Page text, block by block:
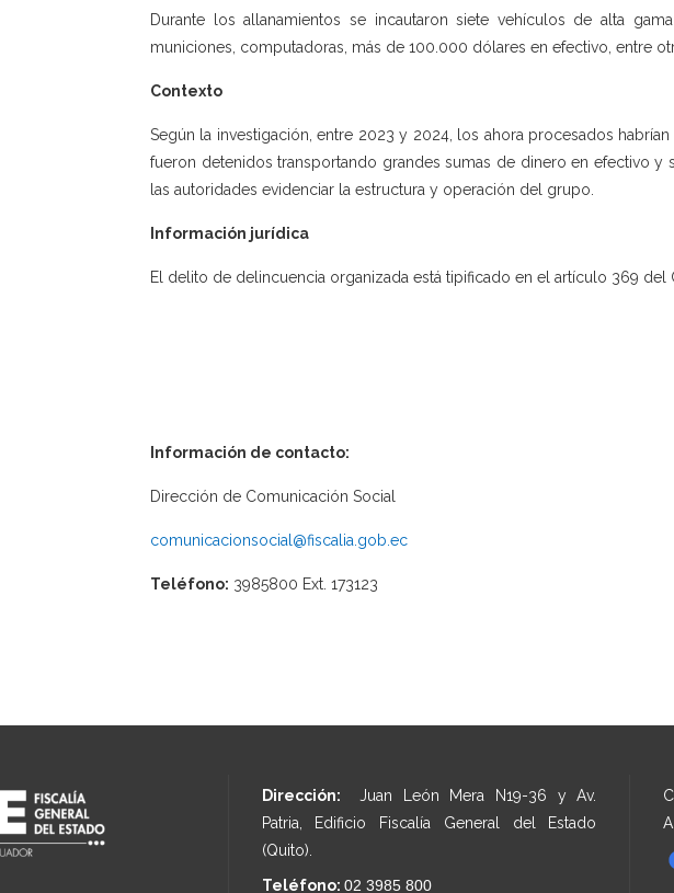
Durante los allanamientos se incautaron siete vehículos de alta
municiones, computadoras, más de 100.000 dólares en efectivo, entre
Contexto
Según la investigación, entre 2023 y 2024, los ahora procesados
fueron detenidos transportando grandes sumas de dinero en efectivo y
las autoridades evidenciar la estructura y operación del grupo.
Información jurídica
El delito de delincuencia organizada está tipificado en el artículo 369 del
Información de contacto:
Dirección de Comunicación Social
comunicacionsocial@fiscalia.gob.ec
Teléfono: 3985800 Ext. 173123
Dirección: Juan León Mera N19-36 y Av.
Patria, Edificio Fiscalía General del Estado
(Quito).
Teléfono: 02 3985 800